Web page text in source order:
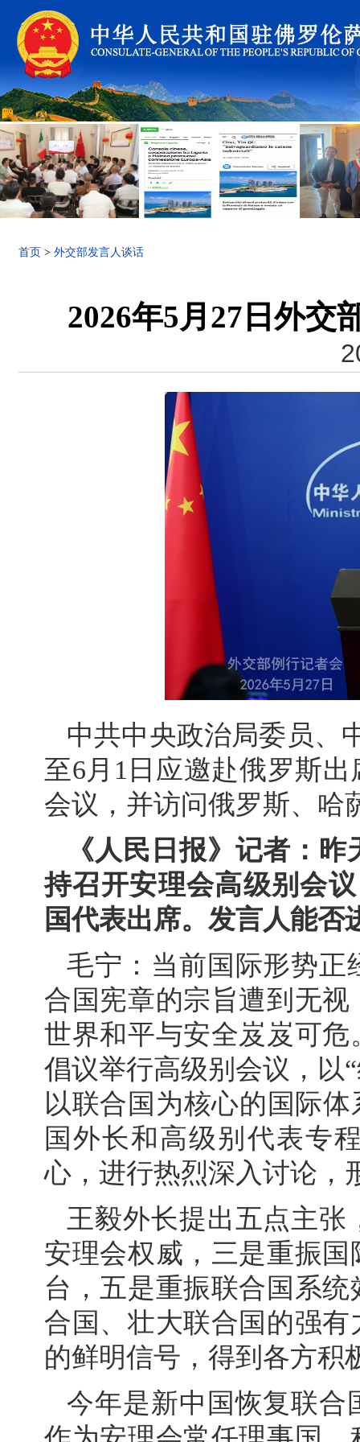
首页 > 外交部发言人谈话
2026年5月27日外交
中共中央政治局委员、
至6月1日应邀赴俄罗斯
会议，并访问俄罗斯、哈
《人民日报》记者：
持召开安理会高级别会
国代表出席。发言人能否
毛宁：当前国际形势正
合国宪章的宗旨遭到无
世界和平与安全岌岌可
倡议举行高级别会议，以
以联合国为核心的国际
国外长和高级别代表专
心，进行热烈深入讨论，
王毅外长提出五点主
安理会权威，三是重振
台，五是重振联合国系
合国、壮大联合国的强
的鲜明信号，得到各方积
今年是新中国恢复联合